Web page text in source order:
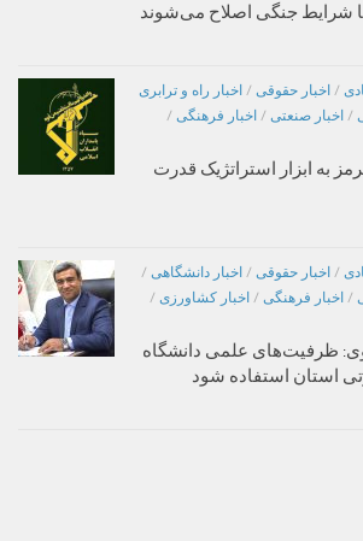
شرایط جنگی اصلاح می‌شوند
/ اخبار حقوقی / اخبار راه و ترابری
/ اخبار صنعتی / اخبار فرهنگی /
به ابزار استراتژیک قدرت
/ اخبار حقوقی / اخبار دانشگاهی /
/ اخبار فرهنگی / اخبار کشاورزی /
ظرفیت‌های علمی دانشگاه
استان استفاده شود